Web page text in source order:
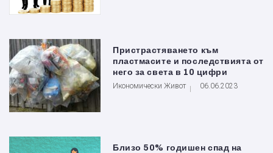
Пристрастяването към
пластмасите и последствията от
него за света в 10 цифри
Икономически Живот 06.06.2023
Близо 50% годишен спад на